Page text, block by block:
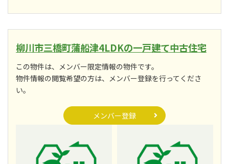
柳川市三橋町蒲船津4LDKの一戸建て中古住宅
この物件は、メンバー限定情報の物件です。
物件情報の閲覧希望の方は、メンバー登録を行ってくださ
い。
メンバー登録